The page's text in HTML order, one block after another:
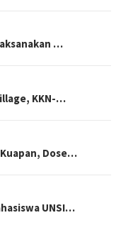
…
KKN-…
Dose…
UNSI…